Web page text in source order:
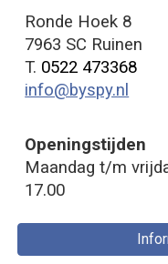
Ronde Hoek 8
7963 SC Ruinen
T. 0522 473368
info@byspy.nl
Openingstijden
Maandag t/m
17.00